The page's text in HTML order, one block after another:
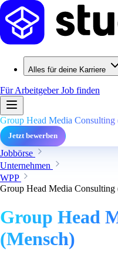
Alles für deine Karriere
Für ArbeitgeberJob finden
Group Head Media Consulting
Jetzt bewerben
Jobbörse
Unternehmen
WPP
Group Head Media Consulting
Group Head
(Mensch)